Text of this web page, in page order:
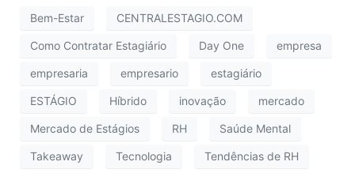
Bem-Estar CENTRALESTAGIO.COM
Como Contratar Estagiário Day One empresa
empresaria empresario estagiário
ESTÁGIO Híbrido inovação mercado
Mercado de Estágios RH Saúde Mental
Takeaway Tecnologia Tendências de RH